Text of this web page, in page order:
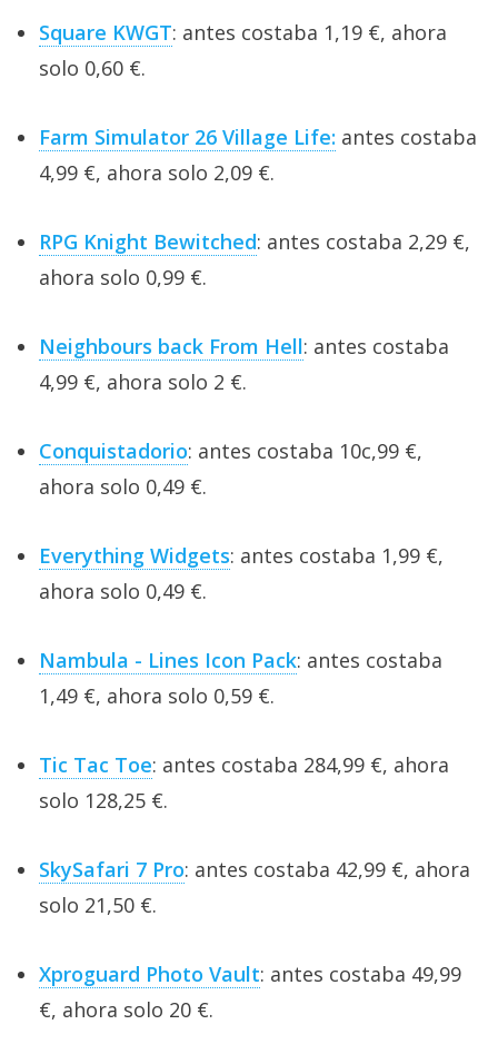
Square KWGT: antes costaba 1,19 €, ahora
solo 0,60 €.
Farm Simulator 26 Village Life: antes costaba
4,99 €, ahora solo 2,09 €.
RPG Knight Bewitched: antes costaba 2,29 €,
ahora solo 0,99 €.
Neighbours back From Hell: antes costaba
4,99 €, ahora solo 2 €.
Conquistadorio: antes costaba 10c,99 €,
ahora solo 0,49 €.
Everything Widgets: antes costaba 1,99 €,
ahora solo 0,49 €.
Nambula - Lines Icon Pack: antes costaba
1,49 €, ahora solo 0,59 €.
Tic Tac Toe: antes costaba 284,99 €, ahora
solo 128,25 €.
SkySafari 7 Pro: antes costaba 42,99 €, ahora
solo 21,50 €.
Xproguard Photo Vault: antes costaba 49,99
€, ahora solo 20 €.